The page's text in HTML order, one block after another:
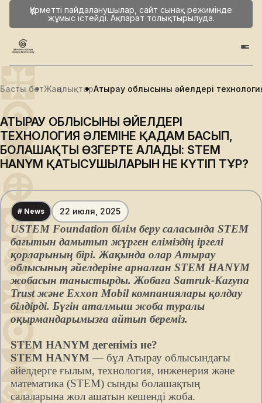
Құрметті пайдаланушылар, сайт сынақ режимінде
жұмыс істейді. Ақпарат толықтырылуда.
Басты бетЖаңалықтарАтырау облысының әйелдері
АТЫРАУ ОБЛЫСЫНЫҢ ӘЙЕЛДЕРІ
ТЕХНОЛОГИЯ ӘЛЕМІНЕ ҚАДАМ БАСЫП,
БОЛАШАҚТЫ ӨЗГЕРТЕ АЛАДЫ: STEM
HANYM ҚАТЫСУШЫЛАРЫН НЕ КҮТІП ТҰР?
# News 22 июля, 2025
USTEM Foundation білім беру саласында STEM
бағытын дамытып жүрген еліміздің іргелі
қорларының бірі. Жақында олар Атырау
облысының әйелдеріне арналған STEM HANYM
жобасын таныстырды. Жобаға Samruk-Kazyna
Trust және Exxon Mobil компаниялары қолдау
білдірді. Бүгін аталмыш жоба туралы
оқырмандарымызға айтып береміз.
STEM HANYM дегеніміз не?
STEM HANYM — бұл Атырау облысындағы
әйелдерге ғылым, технология, инженерия және
математика (STEM) сынды болашақтың
салаларына жол ашатын кешенді жоба.